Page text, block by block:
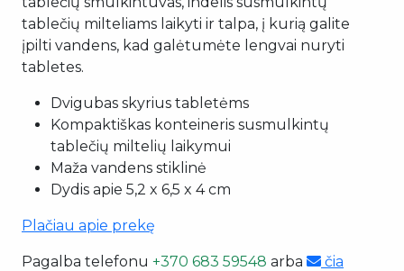
tablečių milteliams laikyti ir talpa, į kurią galite
įpilti vandens, kad galėtumėte lengvai nuryti
tabletes.
Dvigubas skyrius tabletėms
Kompaktiškas konteineris susmulkintų
tablečių miltelių laikymui
Maža vandens stiklinė
Dydis apie 5,2 x 6,5 x 4 cm
Plačiau apie prekę
Pagalba telefonu +370 683 59548 arba čia